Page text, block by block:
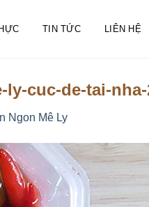
TIN TỨC LIÊN HỆ
cuc-de-tai-nha-
Ngon Mê Ly